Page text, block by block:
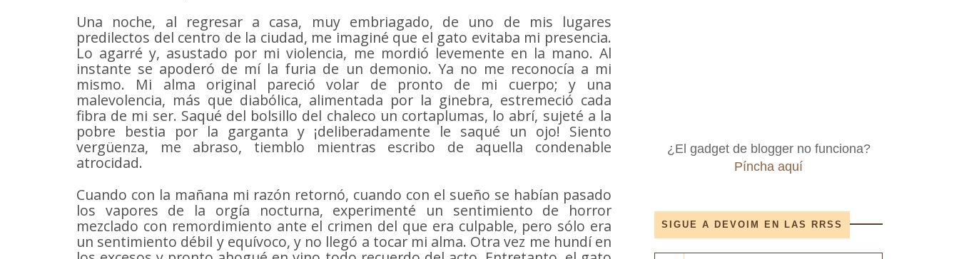
Una noche, al regresar a casa, muy embriagado, de uno de mis lugares
predilectos del centro de la ciudad, me imaginé que el gato evitaba mi presencia.
Lo agarré y, asustado por mi violencia, me mordió levemente en la mano. Al
instante se apoderó de mí la furia de un demonio. Ya no me reconocía a mi
mismo. Mi alma original pareció volar de pronto de mi cuerpo; y una
malevolencia, más que diabólica, alimentada por la ginebra, estremeció cada
fibra de mi ser. Saqué del bolsillo del chaleco un cortaplumas, lo abrí, sujeté a la
pobre bestia por la garganta y ¡deliberadamente le saqué un ojo! Siento
vergüenza, me abraso, tiemblo mientras escribo de aquella condenable
atrocidad.
Cuando con la mañana mi razón retornó, cuando con el sueño se habían pasado
los vapores de la orgía nocturna, experimenté un sentimiento de horror
mezclado con remordimiento ante el crimen del que era culpable, pero sólo era
un sentimiento débil y equívoco, y no llegó a tocar mi alma. Otra vez me hundí en
¿El gadget de blogger no funciona?
Píncha aquí
SIGUE A DEVOIM EN LAS RRSS